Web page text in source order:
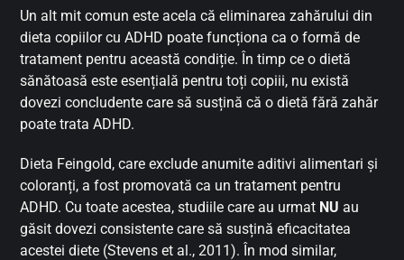
Un alt mit comun este acela că eliminarea zahărului din
dieta copiilor cu ADHD poate funcționa ca o formă de
tratament pentru această condiție. În timp ce o dietă
sănătoasă este esențială pentru toți copiii, nu există
dovezi concludente care să susțină că o dietă fără zahăr
poate trata ADHD.
Dieta Feingold, care exclude anumite aditivi alimentari și
coloranți, a fost promovată ca un tratament pentru
ADHD. Cu toate acestea, studiile care au urmat NU au
găsit dovezi consistente care să susțină eficacitatea
acestei diete (Stevens et al., 2011). În mod similar,